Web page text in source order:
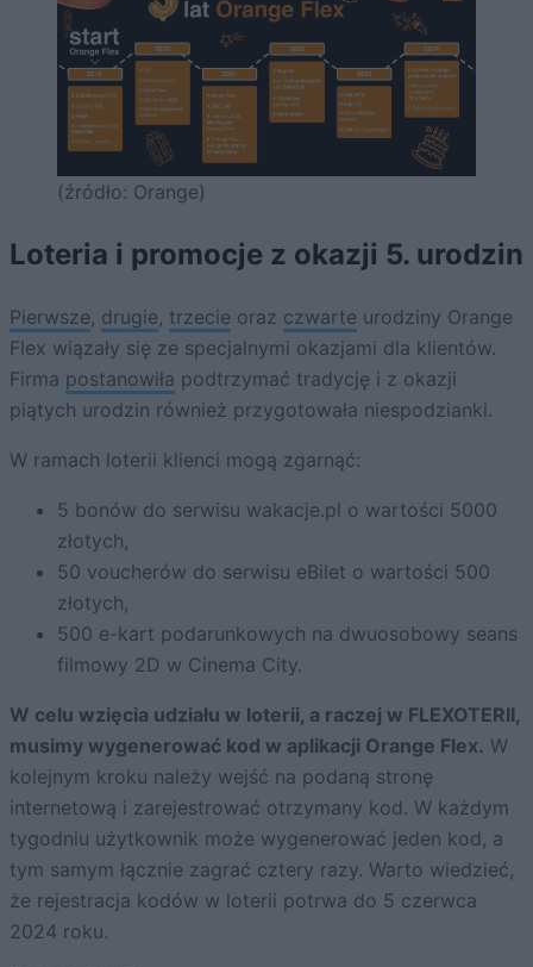
(źródło: Orange)
Loteria i promocje z okazji 5. urodzin
Pierwsze, drugie, trzecie oraz czwarte urodziny Orange
Flex wiązały się ze specjalnymi okazjami dla klientów.
Firma postanowiła podtrzymać tradycję i z okazji
piątych urodzin również przygotowała niespodzianki.
W ramach loterii klienci mogą zgarnąć:
5 bonów do serwisu wakacje.pl o wartości 5000
złotych,
50 voucherów do serwisu eBilet o wartości 500
złotych,
500 e-kart podarunkowych na dwuosobowy seans
filmowy 2D w Cinema City.
W celu wzięcia udziału w loterii, a raczej w FLEXOTERII,
musimy wygenerować kod w aplikacji Orange Flex. W
kolejnym kroku należy wejść na podaną stronę
internetową i zarejestrować otrzymany kod. W każdym
tygodniu użytkownik może wygenerować jeden kod, a
tym samym łącznie zagrać cztery razy. Warto wiedzieć,
że rejestracja kodów w loterii potrwa do 5 czerwca
2024 roku.